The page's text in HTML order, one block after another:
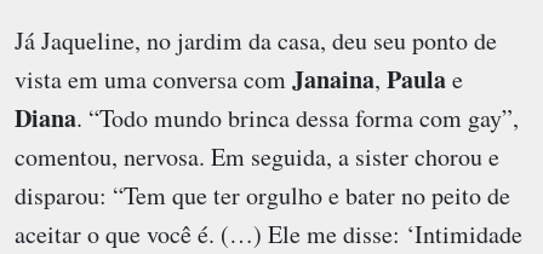
Já Jaqueline, no jardim da casa, deu seu ponto de
vista em uma conversa comJanaina, Paulae
Diana. “Todo mundo brinca dessa forma com gay”,
comentou, nervosa. Em seguida, a sister chorou e
disparou: “Tem que ter orgulho e bater no peito de
aceitar o que você é. (…) Ele me disse: ‘Intimidade